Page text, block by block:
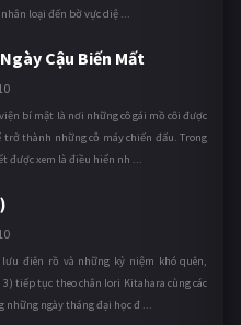
loại đến bờ vực diệ ...
Cậu Biến Mất
10
bí mật là nơi những cô gái mồ côi được
thành những cỗ máy chiến đấu. Trong
được xem là điều hiển nh ...
10
điên rồ và những kỷ niệm khó quên,
3) tiếp tục theo chân Iori Kitahara cùng các
những ngày tháng đại học đ ...